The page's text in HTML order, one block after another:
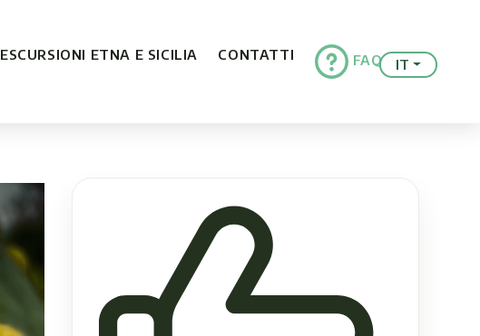
ESCURSIONI ETNA E SICILIA CONTATTI FAQ IT